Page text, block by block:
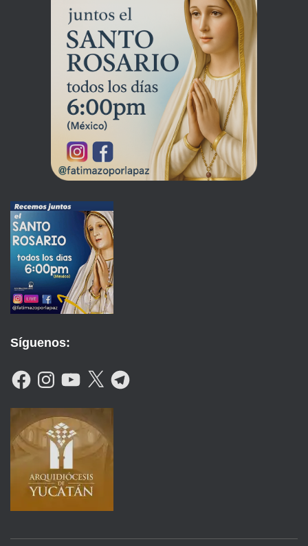
Síguenos:
F
A
B
K
N
A
G
R
M
Y
O
U
B
E
X
T
E
G